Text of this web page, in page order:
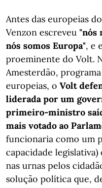
Antes das europeias
Venzon escreveu "nós
nós somos Europa", e
proeminente do Volt.
Amesterdão,
europeias, o Volt
liderada por um
primeiro-ministro
mais votado ao
funcionaria como um
capacidade
nas urnas pelos
solução política que,